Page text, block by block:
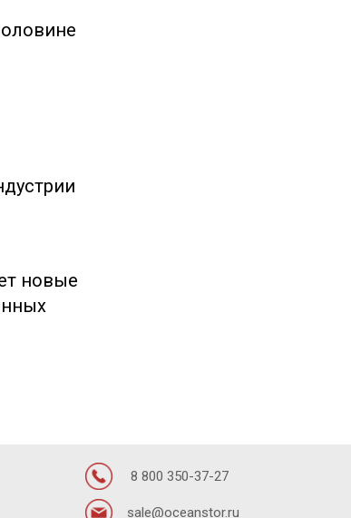
новые
8 800 350-37-27
sale@oceanstor.ru